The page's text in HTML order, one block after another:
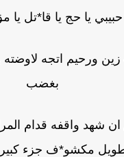
يا حج يا قا*تل يا
ورحيم اتجه لاوضته
بغضب
واقفه قدام
مكشو*ف جزء كبير